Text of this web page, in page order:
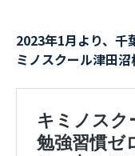
2023年1月より、千
ミノスクール津田沼